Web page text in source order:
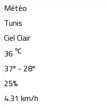
Météo
Tunis
Ciel Clair
36 ℃
37º - 28º
25%
4.31 km/h